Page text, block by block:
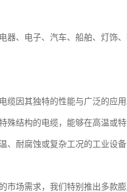
器、电子、汽车、船舶、灯饰
缆因其独特的性能与广泛的应
殊结构的电缆，能够在高温或
、耐腐蚀或复杂工况的工业设
市场需求，我们特别推出多款